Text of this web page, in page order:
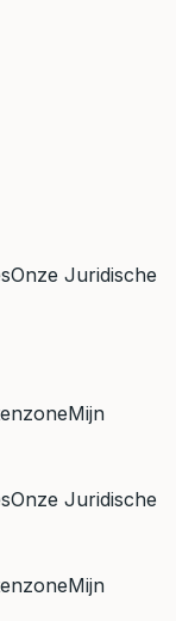
Onze Juridische
Mijn
Onze Juridische
Mijn